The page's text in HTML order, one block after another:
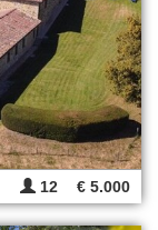
12 € 5.000